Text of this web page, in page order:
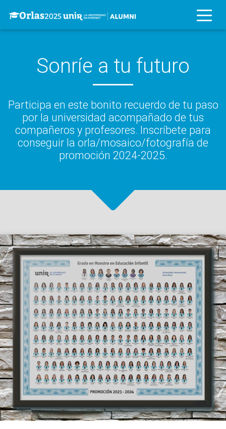
Sonríe a tu futuro
Participa en este bonito recuerdo de tu paso
por la universidad acompañado de tus
compañeros y profesores. Inscríbete para
conseguir la orla/mosaico/fotografía de
promoción 2024-2025.